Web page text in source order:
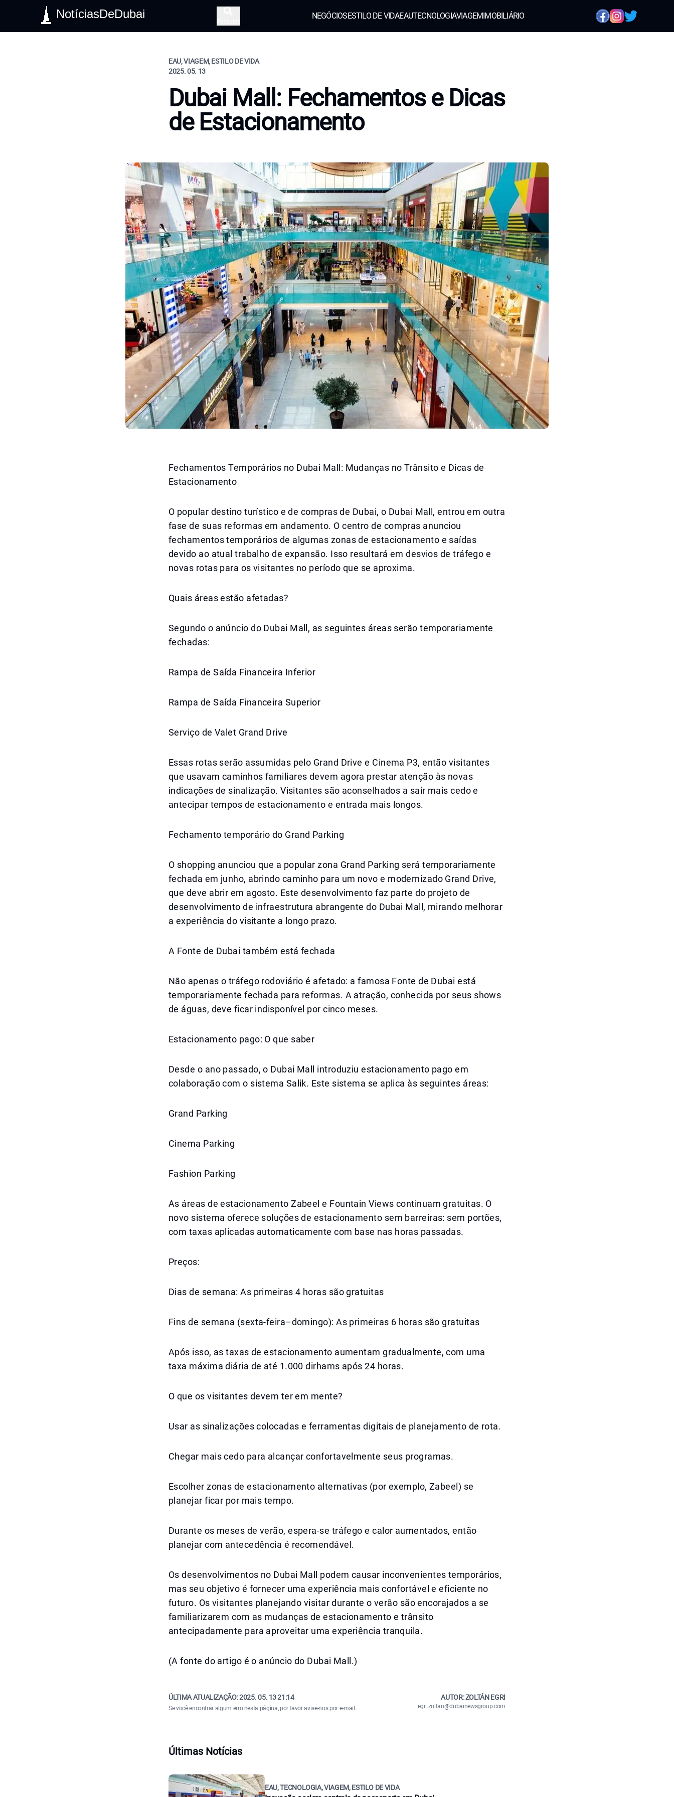
NotíciasDeDubai NEGÓCIOSESTILO DE VIDAEAUTECNOLOGIAVIAGEMIMOBILIÁRIO
EAU, VIAGEM, ESTILO DE VIDA
2025. 05. 13
Dubai Mall: Fechamentos e Dicas
de Estacionamento
Fechamentos Temporários no Dubai Mall: Mudanças no Trânsito e Dicas de
Estacionamento
O popular destino turístico e de compras de Dubai, o Dubai Mall, entrou em outra
fase de suas reformas em andamento. O centro de compras anunciou
fechamentos temporários de algumas zonas de estacionamento e saídas
devido ao atual trabalho de expansão. Isso resultará em desvios de tráfego e
novas rotas para os visitantes no período que se aproxima.
Quais áreas estão afetadas?
Segundo o anúncio do Dubai Mall, as seguintes áreas serão temporariamente
fechadas:
Rampa de Saída Financeira Inferior
Rampa de Saída Financeira Superior
Serviço de Valet Grand Drive
Essas rotas serão assumidas pelo Grand Drive e Cinema P3, então visitantes
que usavam caminhos familiares devem agora prestar atenção às novas
indicações de sinalização. Visitantes são aconselhados a sair mais cedo e
antecipar tempos de estacionamento e entrada mais longos.
Fechamento temporário do Grand Parking
O shopping anunciou que a popular zona Grand Parking será temporariamente
fechada em junho, abrindo caminho para um novo e modernizado Grand Drive,
que deve abrir em agosto. Este desenvolvimento faz parte do projeto de
desenvolvimento de infraestrutura abrangente do Dubai Mall, mirando melhorar
a experiência do visitante a longo prazo.
A Fonte de Dubai também está fechada
Não apenas o tráfego rodoviário é afetado: a famosa Fonte de Dubai está
temporariamente fechada para reformas. A atração, conhecida por seus shows
de águas, deve ficar indisponível por cinco meses.
Estacionamento pago: O que saber
Desde o ano passado, o Dubai Mall introduziu estacionamento pago em
colaboração com o sistema Salik. Este sistema se aplica às seguintes áreas:
Grand Parking
Cinema Parking
Fashion Parking
As áreas de estacionamento Zabeel e Fountain Views continuam gratuitas. O
novo sistema oferece soluções de estacionamento sem barreiras: sem portões,
com taxas aplicadas automaticamente com base nas horas passadas.
Preços:
Dias de semana: As primeiras 4 horas são gratuitas
Fins de semana (sexta-feira–domingo): As primeiras 6 horas são gratuitas
Após isso, as taxas de estacionamento aumentam gradualmente, com uma
taxa máxima diária de até 1.000 dirhams após 24 horas.
O que os visitantes devem ter em mente?
Usar as sinalizações colocadas e ferramentas digitais de planejamento de rota.
Chegar mais cedo para alcançar confortavelmente seus programas.
Escolher zonas de estacionamento alternativas (por exemplo, Zabeel) se
planejar ficar por mais tempo.
Durante os meses de verão, espera-se tráfego e calor aumentados, então
planejar com antecedência é recomendável.
Os desenvolvimentos no Dubai Mall podem causar inconvenientes temporários,
mas seu objetivo é fornecer uma experiência mais confortável e eficiente no
futuro. Os visitantes planejando visitar durante o verão são encorajados a se
familiarizarem com as mudanças de estacionamento e trânsito
antecipadamente para aproveitar uma experiência tranquila.
(A fonte do artigo é o anúncio do Dubai Mall.)
ÚLTIMA ATUALIZAÇÃO:2025. 05. 13 21:14
Se você encontrar algum erro nesta página, por favoravise-nos por e-mail .
AUTOR: ZOLTÁN EGRI
egri.zoltan@dubainewsgroup.com
Últimas Notícias
EAU, TECNOLOGIA, VIAGEM, ESTILO DE VIDA